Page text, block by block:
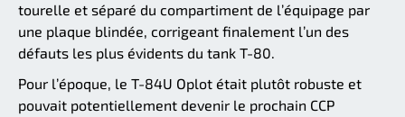
tourelle et séparé du compartiment de l’équipage par
une plaque blindée, corrigeant finalement l’un des
défauts les plus évidents du tank T-80.
Pour l’époque, le T-84U Oplot était plutôt robuste et
pouvait potentiellement devenir le prochain CCP